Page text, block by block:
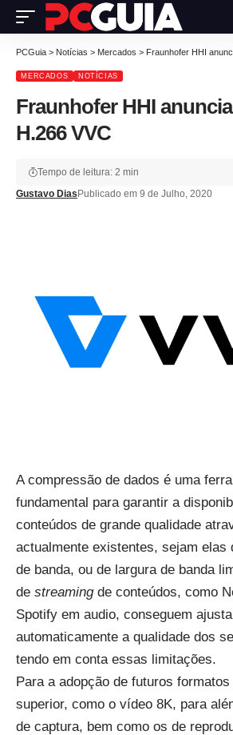
PCGuia > Notícias > Mercados > Fraunhofer HHI
MERCADOS NOTÍCIAS
Fraunhofer HHI
H.266 VVC
Gustavo Dias Publicado em 9 de Julho, 2020
Tempo de leitura: 2 min
A compressão de dados é uma
fundamental para garantir a
conteúdos de grande qualidade
actualmente existentes, sejam elas
de banda, ou de largura de banda
de streamingde conteúdos, como
Spotify em audio, conseguem
automaticamente a qualidade dos
tendo em conta essas limitações.
Para a adopção de futuros
superior, como o vídeo 8K, para
de captura, bem como os de